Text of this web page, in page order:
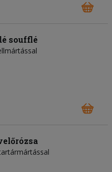
soufflé